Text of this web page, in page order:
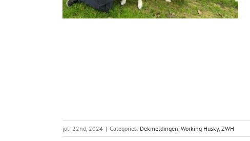
juli 22nd, 2024 | Categories: Dekmeldingen, Working Husky, ZWH